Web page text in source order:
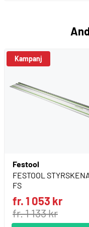
Kampanj
Festool
FESTOOL
FS
fr. 1 053 kr
fr. 1 133 kr